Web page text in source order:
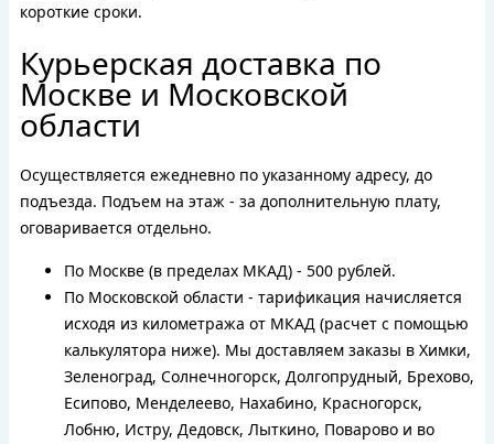
короткие сроки.
Курьерская доставка по
Москве и Московской
области
Осуществляется ежедневно по указанному адресу, до
подъезда. Подъем на этаж - за дополнительную плату,
оговаривается отдельно.
По Москве (в пределах МКАД) - 500 рублей.
По Московской области - тарификация начисляется
исходя из километража от МКАД (расчет с помощью
калькулятора ниже). Мы доставляем заказы в Химки,
Зеленоград, Солнечногорск, Долгопрудный, Брехово,
Есипово, Менделеево, Нахабино, Красногорск,
Лобню, Истру, Дедовск, Лыткино, Поварово и во